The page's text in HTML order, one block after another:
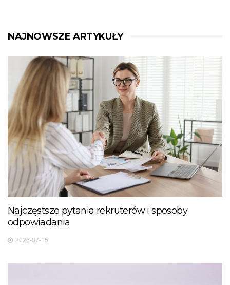
NAJNOWSZE ARTYKUŁY
Najczęstsze pytania rekruterów i sposoby
odpowiadania
2026-07-15